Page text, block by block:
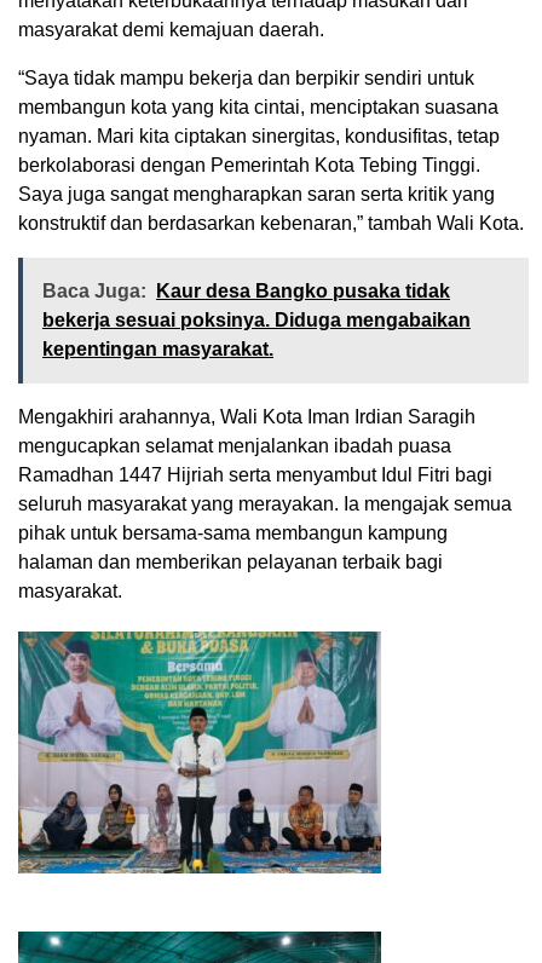
masyarakat demi kemajuan daerah.
“Saya tidak mampu bekerja dan berpikir sendiri untuk
membangun kota yang kita cintai, menciptakan suasana
nyaman. Mari kita ciptakan sinergitas, kondusifitas, tetap
berkolaborasi dengan Pemerintah Kota Tebing Tinggi.
Saya juga sangat mengharapkan saran serta kritik yang
konstruktif dan berdasarkan kebenaran,” tambah Wali Kota.
Baca Juga:
Kaur desa Bangko pusaka tidak
bekerja sesuai poksinya. Diduga mengabaikan
kepentingan masyarakat.
Mengakhiri arahannya, Wali Kota Iman Irdian Saragih
mengucapkan selamat menjalankan ibadah puasa
Ramadhan 1447 Hijriah serta menyambut Idul Fitri bagi
seluruh masyarakat yang merayakan. Ia mengajak semua
pihak untuk bersama-sama membangun kampung
halaman dan memberikan pelayanan terbaik bagi
masyarakat.